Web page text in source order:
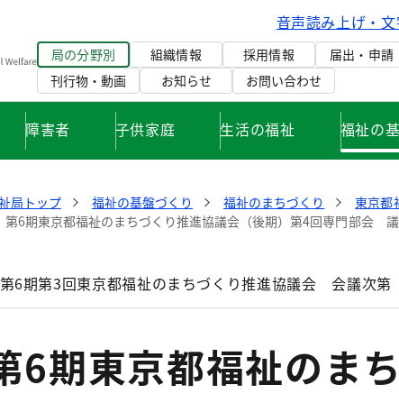
音声読み上げ・
局の分野別 組織情報 採用情報 届出・申請
刊行物・動画
お知らせ お問い合わせ
障害者 子供家庭 生活の福祉 福祉の
局トップ 福祉の基盤づくり 福祉のまちづくり 東京都
第6期東京都福祉のまちづくり推進協議会（後期）第4回専門部会
第6期第3回東京都福祉のまちづくり推進協議会 会議次第
6期東京都福祉のま